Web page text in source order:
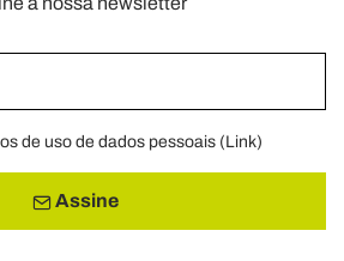
de uso de dados pessoais (Link)
Assine